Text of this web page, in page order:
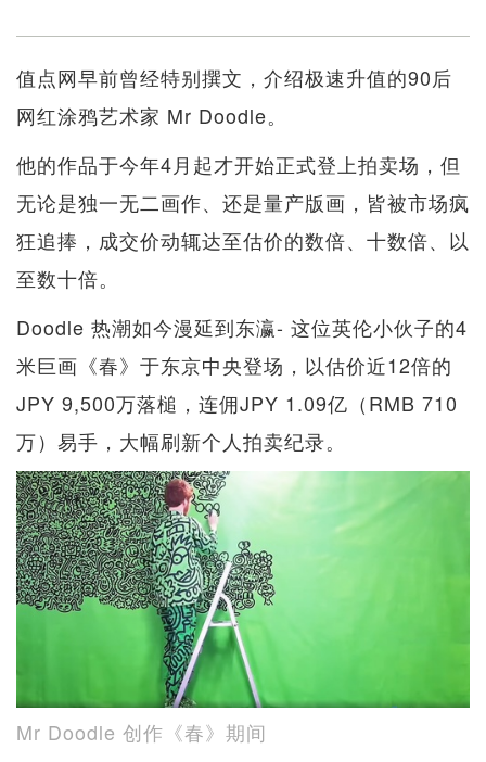
值点网早前曾经特别撰文，介绍极速升值的90后
网红涂鸦艺术家 Mr Doodle。
他的作品于今年4月起才开始正式登上拍卖场，但
无论是独一无二画作、还是量产版画，皆被市场疯
狂追捧，成交价动辄达至估价的数倍、十数倍、以
至数十倍。
Doodle 热潮如今漫延到东瀛- 这位英伦小伙子的4
米巨画《春》于东京中央登场，以估价近12倍的
JPY 9,500万落槌，连佣JPY 1.09亿（RMB 710
万）易手，大幅刷新个人拍卖纪录。
Mr Doodle 创作《春》期间